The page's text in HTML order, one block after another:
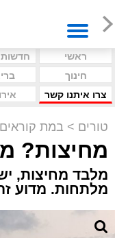
ראשי
חינוך
צרו איתנו קשר
טורים > במת קוראים
מחיצות?
מלבד מחיצות,
מלתחות. מדוע